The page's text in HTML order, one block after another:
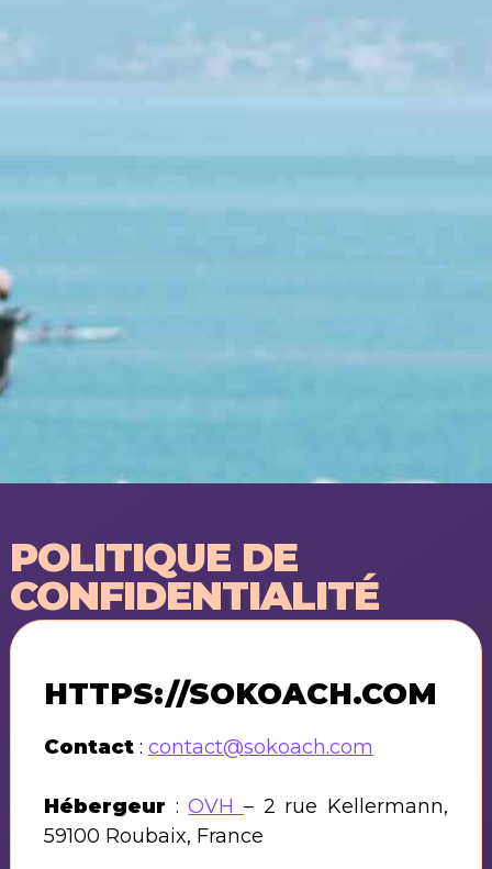
POLITIQUE DE
CONFIDENTIALITÉ
HTTPS://SOKOACH.COM
Contact: contact@sokoach.com
Hébergeur :OVH– 2 rue Kellermann,
59100 Roubaix, France